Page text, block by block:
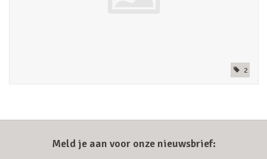
2
Meld je aan voor onze nieuwsbrief: